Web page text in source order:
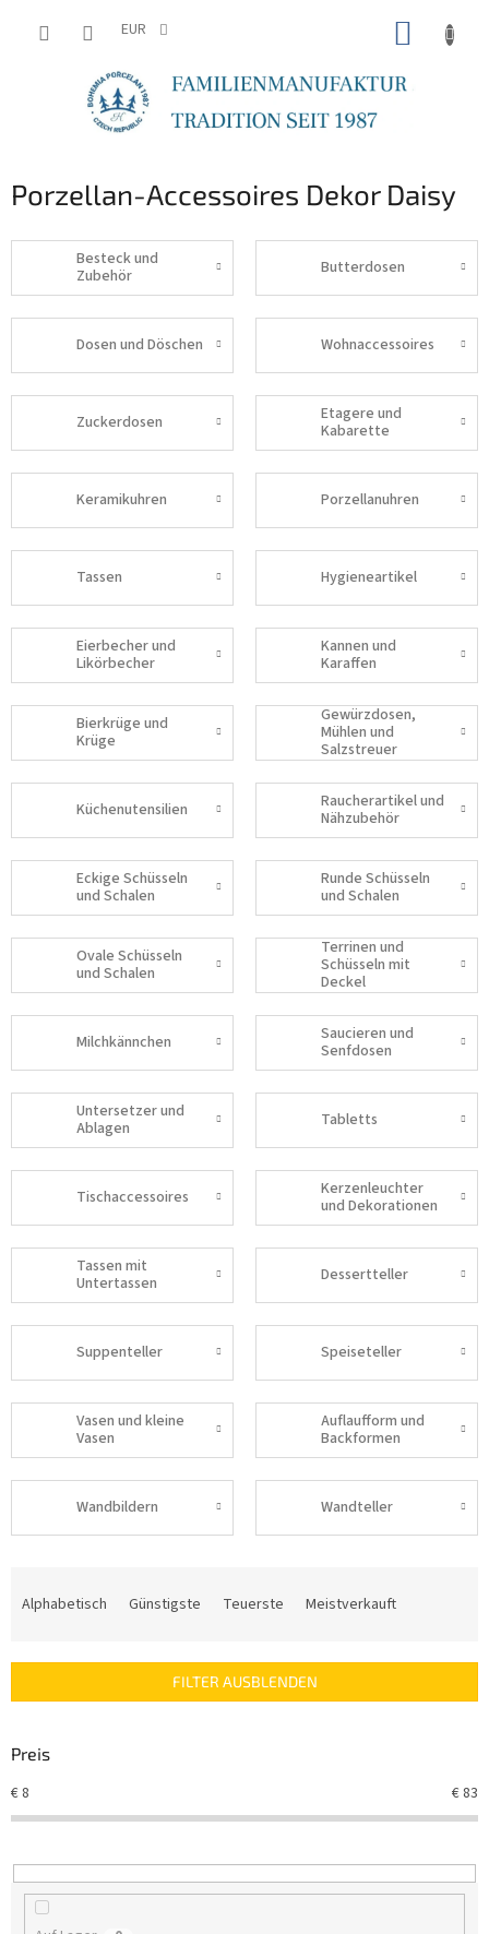
EUR
Porzellan-Accessoires Dekor Daisy
Besteck und
Zubehör
Butterdosen
Dosen und Döschen Wohnaccessoires
Zuckerdosen
Etagere und
Kabarette
Keramikuhren Porzellanuhren
Tassen Hygieneartikel
Eierbecher und
Likörbecher
Kannen und
Karaffen
Bierkrüge und
Krüge
Gewürzdosen,
Mühlen und
Salzstreuer
Küchenutensilien
Raucherartikel und
Nähzubehör
Eckige Schüsseln
und Schalen
Runde Schüsseln
und Schalen
Ovale Schüsseln
und Schalen
Terrinen und
Schüsseln mit
Deckel
Milchkännchen
Saucieren und
Senfdosen
Untersetzer und
Ablagen
Tabletts
Tischaccessoires
Kerzenleuchter
und Dekorationen
Tassen mit
Untertassen
Dessertteller
Suppenteller Speiseteller
Vasen und kleine
Vasen
Auflaufform und
Backformen
Wandbildern Wandteller
k
s
r
t
e
r
Alphabetisch Günstigste Teuerste Meistverkauft
FILTER AUSBLENDEN
Preis
€8 €83